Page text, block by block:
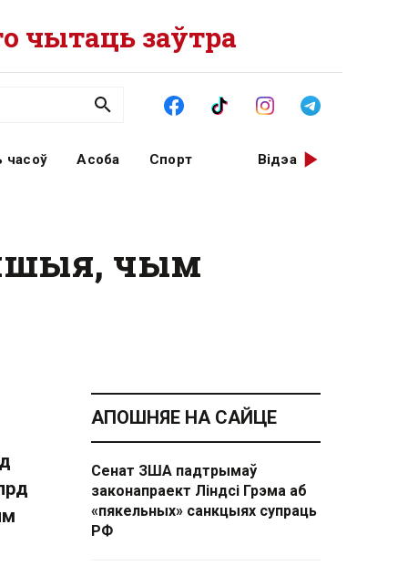
чытаць заўтра
часоў Асоба Спорт Відэа
чым
АПОШНЯЕ НА САЙЦЕ
Сенат ЗША падтрымаў
законапраект Ліндсі Грэма аб
«пякельных» санкцыях супраць
РФ